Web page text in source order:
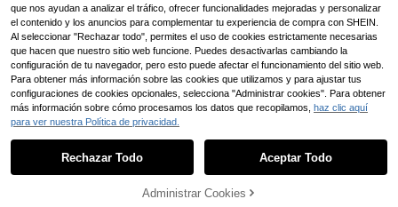
AÑADIR A LA BOLSA
que nos ayudan a analizar el tráfico, ofrecer funcionalidades mejoradas y personalizar
el contenido y los anuncios para complementar tu experiencia de compra con SHEIN.
Al seleccionar "Rechazar todo", permites el uso de cookies estrictamente necesarias
que hacen que nuestro sitio web funcione. Puedes desactivarlas cambiando la
configuración de tu navegador, pero esto puede afectar el funcionamiento del sitio web.
Para obtener más información sobre las cookies que utilizamos y para ajustar tus
configuraciones de cookies opcionales, selecciona "Administrar cookies". Para obtener
más información sobre cómo procesamos los datos que recopilamos, haz clic aquí
para ver nuestra Política de privacidad.
Rechazar Todo Aceptar Todo
Administrar Cookies